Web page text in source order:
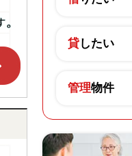
貸したい
管理物件